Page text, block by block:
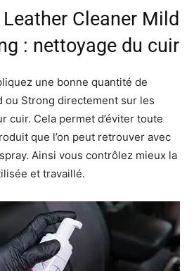
Leather Cleaner Mild
: nettoyage du cuir
une bonne quantité de
ou Strong directement sur les
cuir. Cela permet d’éviter toute
que l’on peut retrouver avec
Ainsi vous contrôlez mieux la
et travaillé.